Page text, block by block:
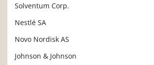
Solventum Corp.
Nestlé SA
Novo Nordisk AS
Johnson & Johnson